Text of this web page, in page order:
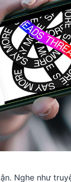
Nghe như